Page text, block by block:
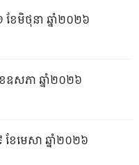
ខែមិថុនា ឆ្នាំ២០២៦
ឧសភា ឆ្នាំ២០២៦
ែមេសា ឆ្នាំ២០២៦